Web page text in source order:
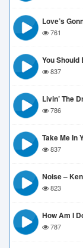
Love’s
761
You Should
837
Livin’ The
786
Take Me In
837
Noise –
823
How Am I
787